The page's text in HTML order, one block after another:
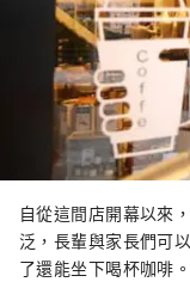
自從這間店開幕以來
泛，長輩與家長們可
了還能坐下喝杯咖啡